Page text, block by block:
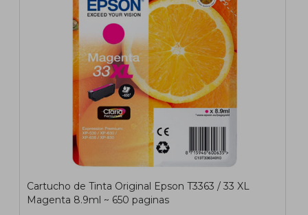
Cartucho de Tinta Original Epson T3363 / 33 XL
Magenta 8.9ml ~ 650 paginas